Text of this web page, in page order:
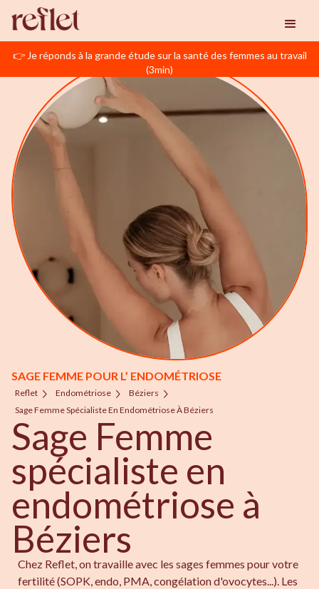
👉 Je réponds à la grande étude sur la santé des femmes au travail
(3min)
SAGE FEMME POUR L’ ENDOMÉTRIOSE
Reflet Endométriose
Béziers
Sage Femme Spécialiste En Endométriose À Béziers
Sage Femme
spécialiste en
endométriose à
Béziers
Chez Reflet, on travaille avec les sages femmes pour votre
fertilité (SOPK, endo, PMA, congélation d'ovocytes...). Les